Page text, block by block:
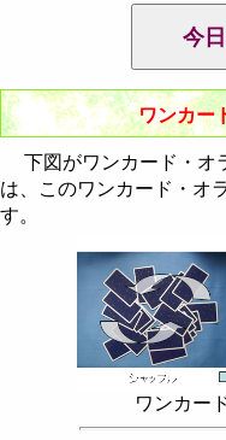
ワンカー
下図がワンカード・オ
は、このワンカード・オ
す。
ワンカー